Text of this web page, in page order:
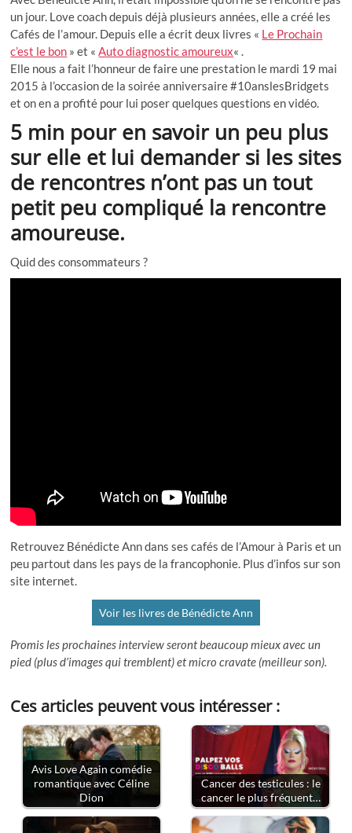
un jour. Love coach depuis déjà plusieurs années, elle a créé les
Cafés de l’amour. Depuis elle a écrit deux livres « Le Prochain
c’est le bon » et «Auto diagnostic amoureux« .
Elle nous a fait l’honneur de faire une prestation le mardi 19 mai
2015 à l’occasion de la soirée anniversaire #10anslesBridgets
et on en a profité pour lui poser quelques questions en vidéo.
5 min pour en savoir un peu plus
sur elle et lui demander si les sites
de rencontres n’ont pas un tout
petit peu compliqué la rencontre
amoureuse.
Quid des consommateurs ?
Retrouvez Bénédicte Ann dans ses cafés de l’Amour à Paris et un
peu partout dans les pays de la francophonie. Plus d’infos sur son
site internet.
Voir les livres de Bénédicte Ann
Promis les prochaines interview seront beaucoup mieux avec un
pied (plus d’images qui tremblent) et micro cravate (meilleur son).
Ces articles peuvent vous intéresser :
Avis Love Again comédie
romantique avec Céline
Dion
Cancer des testicules : le
cancer le plus fréquent…